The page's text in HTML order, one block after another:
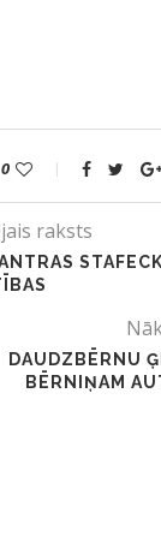
0
raksts
DAUDZBĒRNU
BĒRNIŅAM